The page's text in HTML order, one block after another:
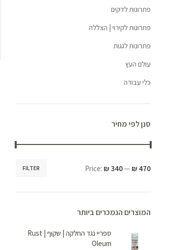
פתרונות לדקים
פתרונות לקירוי | הצללה
פתרונות לגגות
עולם העץ
כלי עבודה
סנן לפי מחיר
FILTER Price: ₪ 340— ₪ 470
המוצרים הנמכרים ביותר
ספריי נגד החלקה | שקוף | Rust
Oleum